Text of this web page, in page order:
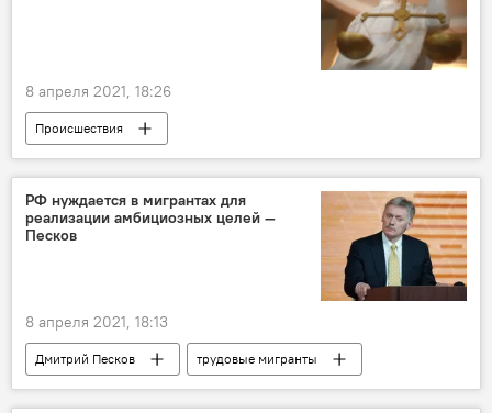
8 апреля 2021, 18:26
Происшествия
Следственный департамент при МВД Узбекистана
Кража
Приговор
ограбление
уголовный суд
РФ нуждается в мигрантах для
реализации амбициозных целей —
Песков
8 апреля 2021, 18:13
Дмитрий Песков трудовые мигранты